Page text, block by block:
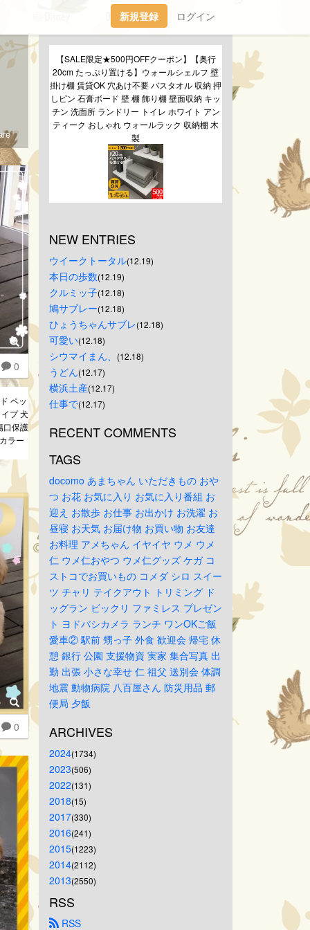
新規登録 ログイン
0
ペッ
プ 犬
口保護
ラー
0
【SALE限定★500円OFFクーポン】【奥行
20cm たっぷり置ける】ウォールシェルフ 壁
掛け棚 賃貸OK 穴あけ不要 バスタオル 収納 押
しピン 石膏ボード 壁 棚 飾り棚 壁面収納 キッ
チン 洗面所 ランドリー トイレ ホワイト アン
ティーク おしゃれ ウォールラック 収納棚 木
製
NEW ENTRIES
ウイークトータル(12.19)
本日の歩数(12.19)
クルミッ子(12.18)
鳩サブレー(12.18)
ひょうちゃんサブレ(12.18)
可愛い(12.18)
シウマイまん、 (12.18)
うどん(12.17)
横浜土産(12.17)
仕事で(12.17)
RECENT COMMENTS
TAGS
docomo あまちゃん いただきもの おや
つ お花 お気に入り お気に入り番組 お
迎え お散歩 お仕事 お出かけ お洗濯 お
昼寝 お天気 お届け物 お買い物 お友達
お料理 アメちゃん イヤイヤ ウメ ウメ
仁 ウメ仁おやつ ウメ仁グッズ ケガ コ
ストコでお買いもの コメダ シロ スイー
ツ チャリ テイクアウト トリミング ド
ッグラン ビックリ ファミレス プレゼン
ト ヨドバシカメラ ランチ ワンOKご飯
愛車② 駅前 甥っ子 外食 歓迎会 帰宅 休
憩 銀行 公園 支援物資 実家 集合写真 出
勤 出張 小さな幸せ 仁 祖父 送別会 体調
地震 動物病院 八百屋さん 防災用品 郵
便局 夕飯
ARCHIVES
2024(1734)
2023(506)
2022(131)
2018(15)
2017(330)
2016(241)
2015(1223)
2014(2112)
2013(2550)
RSS
RSS